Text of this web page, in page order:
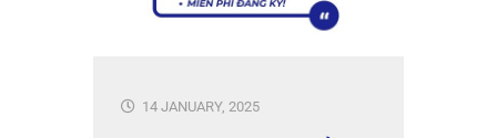
14 JANUARY, 2025